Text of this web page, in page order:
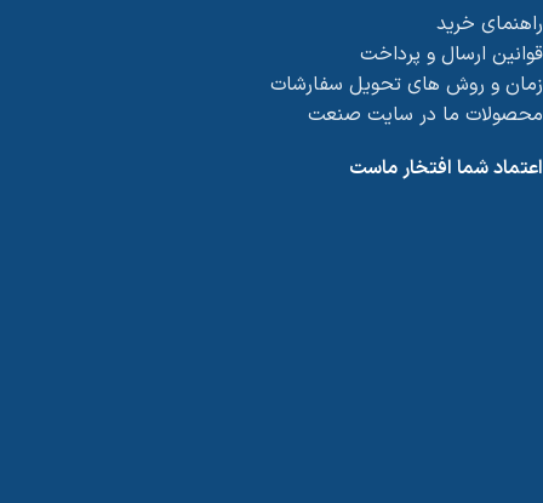
راهنمای خرید
قوانین ارسال و پرداخت
زمان و روش های تحویل سفارشات
محصولات ما در سایت صنعت
اعتماد شما افتخار ماست